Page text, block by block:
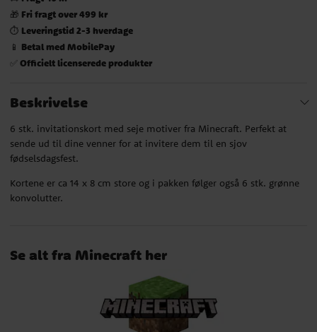
🎁 Fri fragt over 499 kr
⏱️ Leveringstid 2-3 hverdage
📱 Betal med MobilePay
✅ Officielt licenserede produkter
Beskrivelse
6 stk. invitationskort med seje motiver fra Minecraft. Perfekt at
sende ud til dine venner for at invitere dem til en sjov
fødselsdagsfest.
Kortene er ca 14 x 8 cm store og i pakken følger også 6 stk. grønne
konvolutter.
Se alt fra Minecraft her